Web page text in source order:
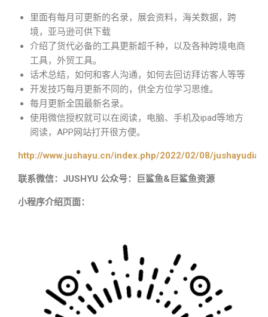
里面有每月可更新的名录，展会资料，海关数据，跨
境，亚马逊可供下载
介绍了货代必备的工具更新超千种，以及各种跨境电商
工具，外贸工具。
话术总结，如何和客人沟通，如何去回访拜访客人等等
开发技巧每月更新不同的，供全方位学习思维。
每月更新全国最新名录。
使用微信授权就可以在阅读，电脑、手机及ipad等地方
阅读，APP网站打开很方便。
http://www.jushayu.cn/index.php/2022/02/08/
联系微信：JUSHYU 公众号：巨鲨鱼&巨鲨鱼资源
小程序介绍页面：